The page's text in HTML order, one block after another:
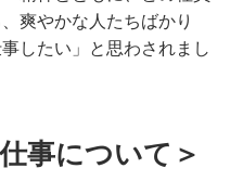
爽やかな人たちばかり
したい」と思わされまし
事について＞